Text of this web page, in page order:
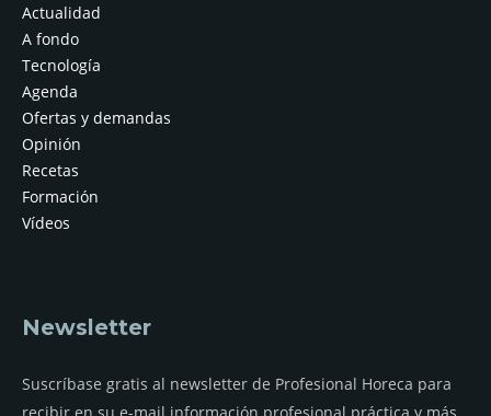
Actualidad
A fondo
Tecnología
Agenda
Ofertas y demandas
Opinión
Recetas
Formación
Vídeos
Newsletter
Suscríbase gratis al newsletter de Profesional Horeca para